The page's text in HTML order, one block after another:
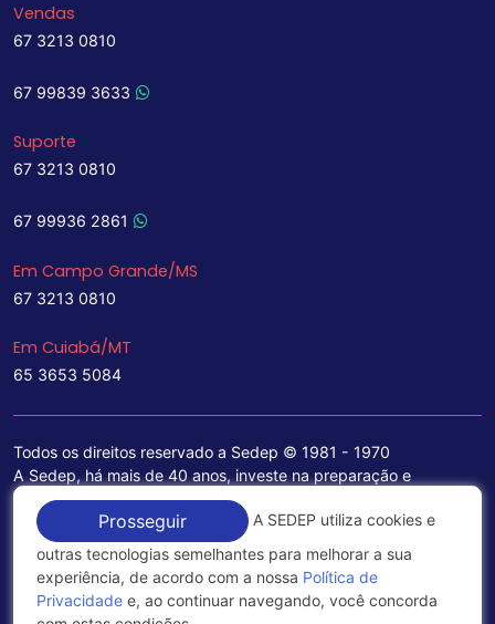
Vendas
67 3213 0810
67 99839 3633
Suporte
67 3213 0810
67 99936 2861
Em Campo Grande/MS
67 3213 0810
Em Cuiabá/MT
65 3653 5084
Todos os direitos reservado a Sedep © 1981 - 1970
A Sedep, há mais de 40 anos, investe na preparação e
treinamento de funcionários e na aquisição de tecnologia de
ponta para a ampliação de seu portfólio de serviços voltados
para a área jurídica, que contemplam informações seguras e
excelentes soluções empresariais.
Política de Privacidade
Prosseguir
A SEDEP utiliza cookies e
outras tecnologias semelhantes para melhorar a sua
experiência, de acordo com a nossa Política de
Privacidade e, ao continuar navegando, você concorda